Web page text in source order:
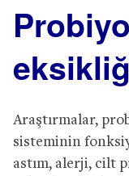
Araştırmalar,
sisteminin
astım, alerji, cilt